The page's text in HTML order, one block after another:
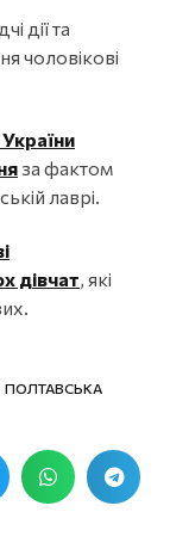
дії та
чоловікові
за фактом
лаврі.
дівчат, які
ПОЛТАВСЬКА